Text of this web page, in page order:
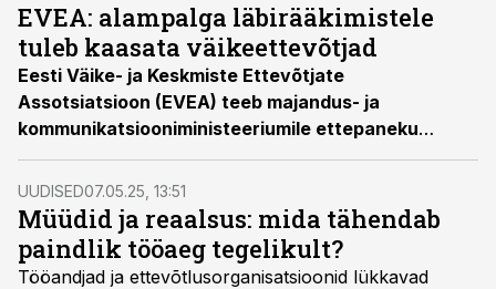
EVEA: alampalga läbirääkimistele
tuleb kaasata väikeettevõtjad
Eesti Väike- ja Keskmiste Ettevõtjate
Assotsiatsioon (EVEA) teeb majandus- ja
kommunikatsiooniministeeriumile ettepaneku
kaasata juba sel aastal alampalga läbirääkimistesse
lisaks Eesti Ametiühingute Keskliidule ja Eesti
Tööandjate Keskliidule ka väikeettevõtjate
esindajad.
UUDISED07.05.25, 13:51
Müüdid ja reaalsus: mida tähendab
paindlik tööaeg tegelikult?
Tööandjad ja ettevõtlusorganisatsioonid lükkavad